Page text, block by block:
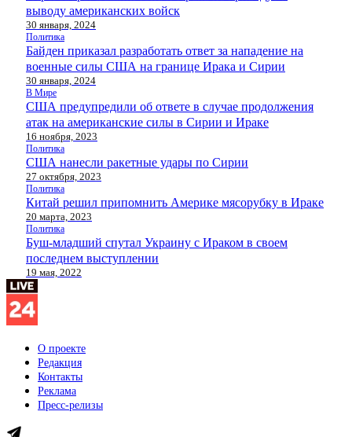
выводу американских войск
30 января, 2024
Политика
Байден приказал разработать ответ за нападение на
военные силы США на границе Ирака и Сирии
30 января, 2024
В Мире
США предупредили об ответе в случае продолжения
атак на американские силы в Сирии и Ираке
16 ноября, 2023
Политика
США нанесли ракетные удары по Сирии
27 октября, 2023
Политика
Китай решил припомнить Америке мясорубку в Ираке
20 марта, 2023
Политика
Буш-младший спутал Украину с Ираком в своем
последнем выступлении
19 мая, 2022
О проекте
Редакция
Контакты
Реклама
Пресс-релизы